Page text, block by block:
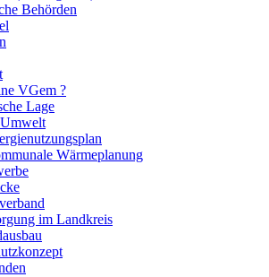
Behörden
VGem ?
Lage
Wärmeplanung
im Landkreis